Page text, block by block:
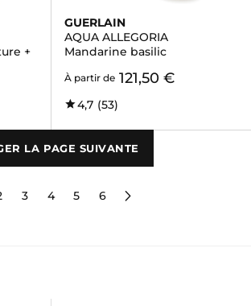
+
GUERLAIN
AQUA ALLEGORIA
Mandarine basilic
À partir de 121,50 €
4,7 (53)
LA PAGE SUIVANTE
3 4 5 6